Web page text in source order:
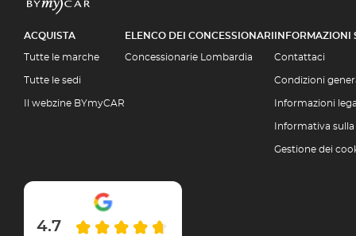
ACQUISTA
Tutte le marche
Tutte le sedi
Il webzine BYmyCAR
ELENCO DEI CONCESSIONARI
Concessionarie Lombardia
INFORMAZIONI
Contattaci
Condizioni
Informazioni
Informativa
Gestione dei
4.7